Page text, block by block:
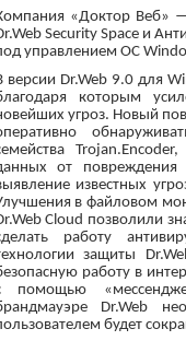
«Доктор Веб»
Security Space и
управлением ОС
версии Dr.Web 9.0 для
которым
угроз. Новый
от повреждения
известных
в файловом
Cloud позволили
работу
защиты
работу в
помощью
Dr.Web
будет